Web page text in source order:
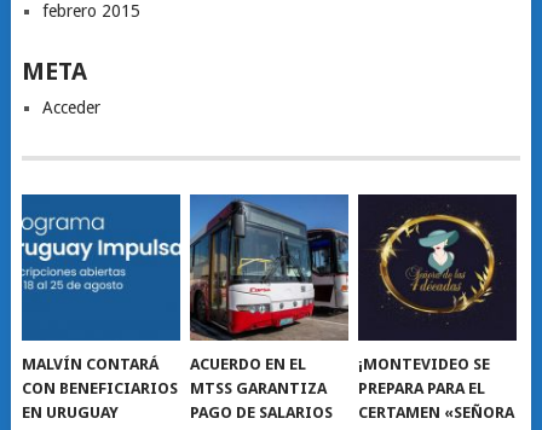
febrero 2015
META
Acceder
MALVÍN CONTARÁ
CON BENEFICIARIOS
EN URUGUAY
ACUERDO EN EL
MTSS GARANTIZA
PAGO DE SALARIOS
¡MONTEVIDEO SE
PREPARA PARA EL
CERTAMEN «SEÑORA